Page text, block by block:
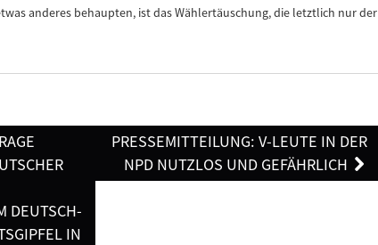
anderes behaupten, ist das Wählertäuschung, die letztlich nur der
DEUTSCH-
IN
PRESSEMITTEILUNG: V-LEUTE IN DER
NPD NUTZLOS UND GEFÄHRLICH